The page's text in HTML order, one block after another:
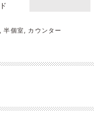
個室, カウンター